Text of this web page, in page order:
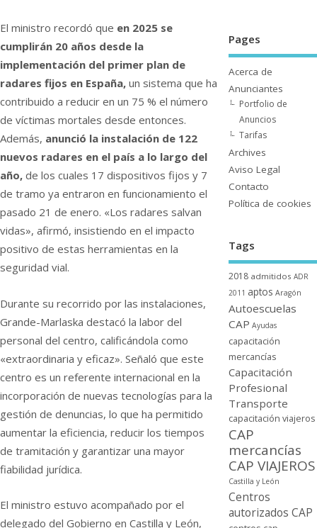
El ministro recordó que en 2025 se
cumplirán 20 años desde la
implementación del primer plan de
radares fijos en España, un sistema que ha
contribuido a reducir en un 75 % el número
de víctimas mortales desde entonces.
Además, anunció la instalación de 122
nuevos radares en el país a lo largo del
año, de los cuales 17 dispositivos fijos y 7
de tramo ya entraron en funcionamiento el
pasado 21 de enero. «Los radares salvan
vidas», afirmó, insistiendo en el impacto
positivo de estas herramientas en la
seguridad vial.
Durante su recorrido por las instalaciones,
Grande-Marlaska destacó la labor del
personal del centro, calificándola como
«extraordinaria y eficaz». Señaló que este
centro es un referente internacional en la
incorporación de nuevas tecnologías para la
gestión de denuncias, lo que ha permitido
aumentar la eficiencia, reducir los tiempos
de tramitación y garantizar una mayor
fiabilidad jurídica.
El ministro estuvo acompañado por el
delegado del Gobierno en Castilla y León,
Pages
Acerca de
Anunciantes
Portfolio de
Anuncios
Tarifas
Archives
Aviso Legal
Contacto
Polí­tica de cookies
Tags
2018 admitidos ADR
2011 aptos Aragón
Autoescuelas
CAP Ayudas
capacitación
mercancí­as
Capacitación
Profesional
Transporte
capacitación viajeros
CAP
mercancí­as
CAP VIAJEROS
Castilla y León
Centros
autorizados CAP